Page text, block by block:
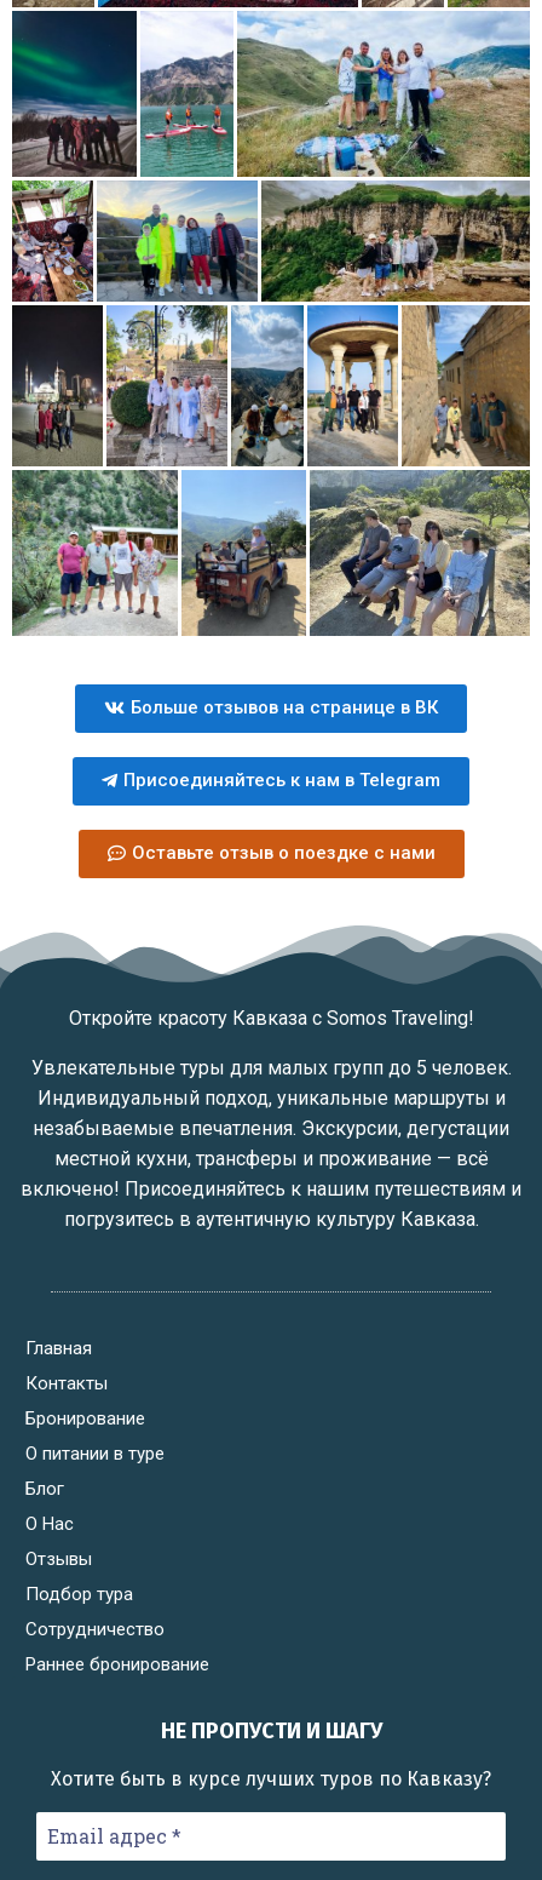
Больше отзывов на странице в ВК
Присоединяйтесь к нам в Telegram
Оставьте отзыв о поездке с нами
Откройте красоту Кавказа с Somos Traveling!
Увлекательные туры для малых групп до 5 человек.
Индивидуальный подход, уникальные маршруты и
незабываемые впечатления. Экскурсии, дегустации
местной кухни, трансферы и проживание — всё
включено! Присоединяйтесь к нашим путешествиям и
погрузитесь в аутентичную культуру Кавказа.
Главная
Контакты
Бронирование
О питании в туре
Блог
О Нас
Отзывы
Подбор тура
Сотрудничество
Раннее бронирование